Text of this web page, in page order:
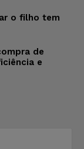
o filho tem
de
e